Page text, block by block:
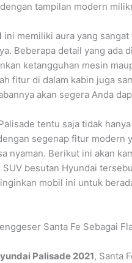
tampilan modern
ini memiliki aura yang
Beberapa detail yang ada
ketangguhan mesin
fitur di dalam kabin juga
akan segera Anda
tentu saja tidak
segenap fitur modern
nyaman. Berikut ini akan
besutan Hyundai
mobil ini untuk
Santa Fe Sebagai
Palisade 2021, Santa